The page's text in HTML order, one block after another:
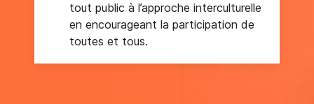
tout public à l’approche interculturelle
en encourageant la participation de
toutes et tous.